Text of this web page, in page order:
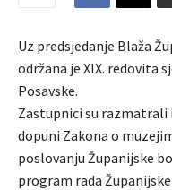
Uz predsjedanje Blaža
održana je XIX. redovita
Posavske.
Zastupnici su razmatrali
dopuni Zakona o
poslovanju Županijske
program rada